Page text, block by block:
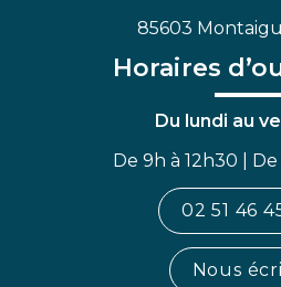
85603
Horaires
Du lundi au
De 9h à 12h30 | De
02 51 46
Nous